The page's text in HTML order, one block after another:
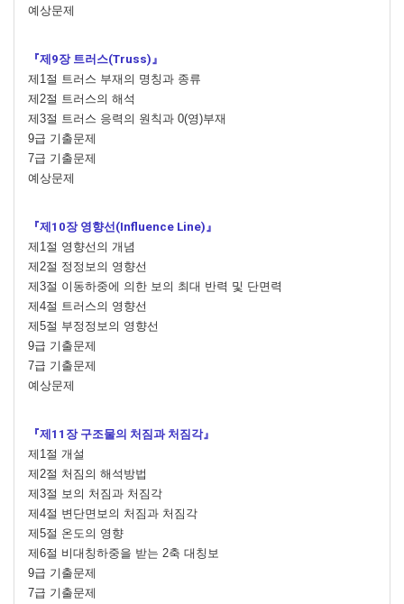
예상문제
『제9장 트러스(Truss)』
제1절 트러스 부재의 명칭과 종류
제2절 트러스의 해석
제3절 트러스 응력의 원칙과 0(영)부재
9급 기출문제
7급 기출문제
예상문제
『제10장 영향선(Influence Line)』
제1절 영향선의 개념
제2절 정정보의 영향선
제3절 이동하중에 의한 보의 최대 반력 및 단면력
제4절 트러스의 영향선
제5절 부정정보의 영향선
9급 기출문제
7급 기출문제
예상문제
『제11장 구조물의 처짐과 처짐각』
제1절 개설
제2절 처짐의 해석방법
제3절 보의 처짐과 처짐각
제4절 변단면보의 처짐과 처짐각
제5절 온도의 영향
제6절 비대칭하중을 받는 2축 대칭보
9급 기출문제
7급 기출문제